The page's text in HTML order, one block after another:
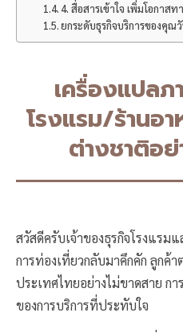
4. สื่อสารเข้าใจ เพิ่มโอกาส
ยกระดับธุรกิจบริการของคุณ
เครื่องแปล
โรงแรม/ร้านอ
ต่างชาติอ
สวัสดีครับเจ้าของธุรกิจโรงแร
การท่องเที่ยวกลับมาคึกคัก ลูกค้
ประเทศไทยอย่างไม่ขาดสาย ก
ของการบริการที่ประทับใจ